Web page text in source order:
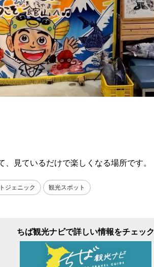
見ているだけで楽しくなる場所です。
ジェニック 観光スポット
ちば観光ナビで詳しい情報をチェック